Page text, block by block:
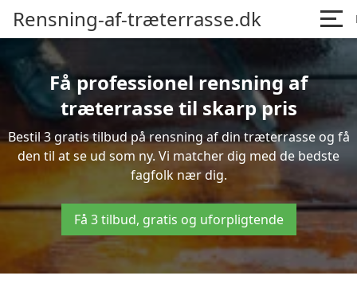
Rensning-af-træterrasse.dk
Få professionel rensning af
træterrasse til skarp pris
Bestil 3 gratis tilbud på rensning af din træterrasse og få
den til at se ud som ny. Vi matcher dig med de bedste
fagfolk nær dig.
Få 3 tilbud, gratis og uforpligtende